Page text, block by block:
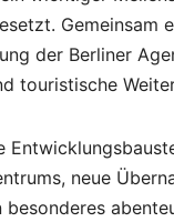
der Berliner
touristische
neue